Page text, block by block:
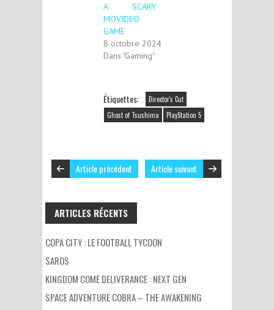
A SCARY
MOVIDEO
GAME
8 octobre 2024
Dans "Gaming"
Étiquettes:
Director's Cut
Ghost of Tsushima
PlayStation 5
Article précédent Article suivant
ARTICLES RÉCENTS
COPA CITY : LE FOOTBALL TYCOON
SAROS
KINGDOM COME DELIVERANCE : NEXT GEN
SPACE ADVENTURE COBRA – THE AWAKENING